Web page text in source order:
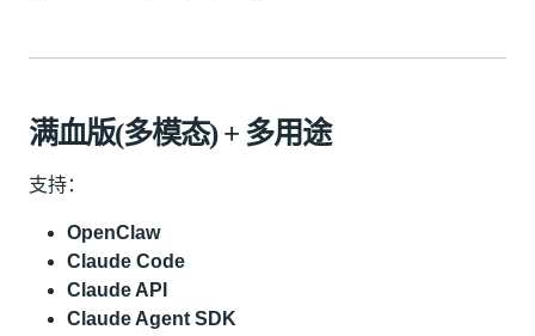
满血版(多模态) + 多用途
支持：
OpenClaw
Claude Code
Claude API
Claude Agent SDK